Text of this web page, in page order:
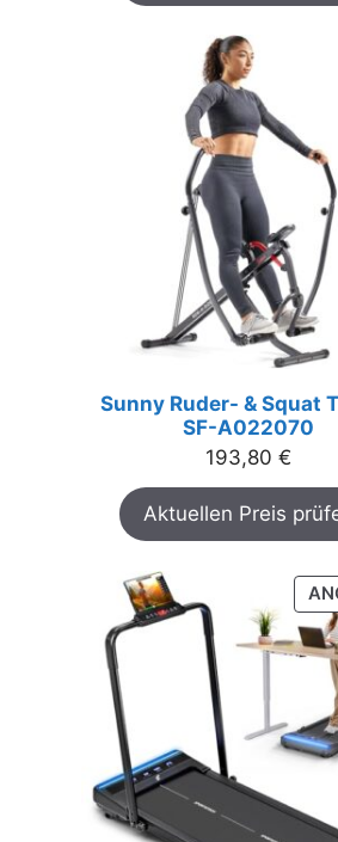
Sunny Ruder- & Squat
SF-A022070
193,80 €
Aktuellen Preis